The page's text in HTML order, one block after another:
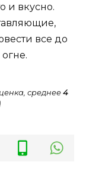
и вкусно.
все до
среднее 4